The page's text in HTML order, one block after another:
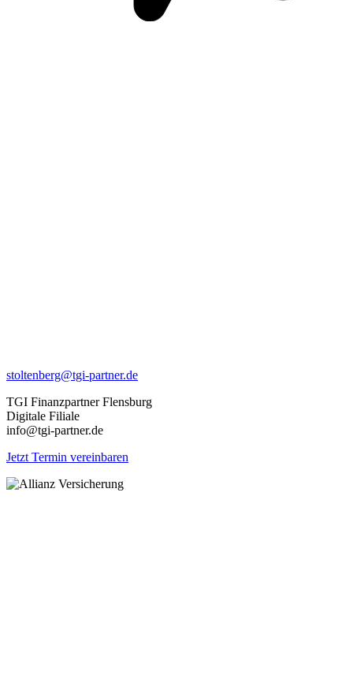
stoltenberg@tgi-partner.de
TGI Finanzpartner Flensburg
Digitale Filiale
info@tgi-partner.de
Jetzt Termin vereinbaren